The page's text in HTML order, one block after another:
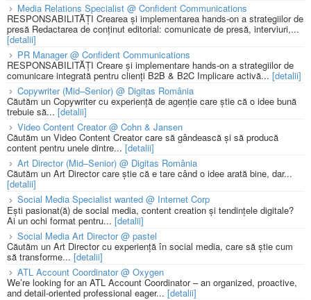
Media Relations Specialist @ Confident Communications
RESPONSABILITĂȚI Crearea și implementarea hands-on a strategiilor de
presă Redactarea de conținut editorial: comunicate de presă, interviuri,...
[detalii]
PR Manager @ Confident Communications
RESPONSABILITĂȚI Creare și implementare hands-on a strategiilor de
comunicare integrată pentru clienți B2B & B2C Implicare activă... [detalii]
Copywriter (Mid–Senior) @ Digitas România
Căutăm un Copywriter cu experiență de agenție care știe că o idee bună
trebuie să... [detalii]
Video Content Creator @ Cohn & Jansen
Căutăm un Video Content Creator care să gândească și să producă
content pentru unele dintre... [detalii]
Art Director (Mid–Senior) @ Digitas România
Căutăm un Art Director care știe că e tare când o idee arată bine, dar...
[detalii]
Social Media Specialist wanted @ Internet Corp
Ești pasionat(ă) de social media, content creation și tendințele digitale?
Ai un ochi format pentru... [detalii]
Social Media Art Director @ pastel
Căutăm un Art Director cu experiență în social media, care să știe cum
să transforme... [detalii]
ATL Account Coordinator @ Oxygen
We’re looking for an ATL Account Coordinator – an organized, proactive,
and detail-oriented professional eager... [detalii]